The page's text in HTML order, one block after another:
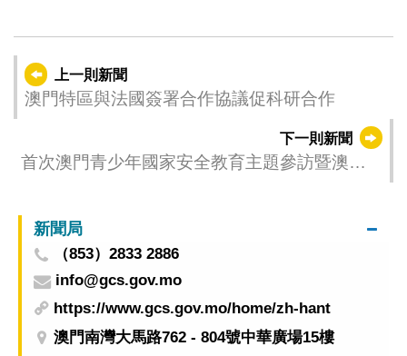
上一則新聞
澳門特區與法國簽署合作協議促科研合作
下一則新聞
首次澳門青少年國家安全教育主題參訪暨澳門
舉辦
新聞局
（853）2833 2886
info@gcs.gov.mo
https://www.gcs.gov.mo/home/zh-hant
澳門南灣大馬路762 - 804號中華廣場15樓